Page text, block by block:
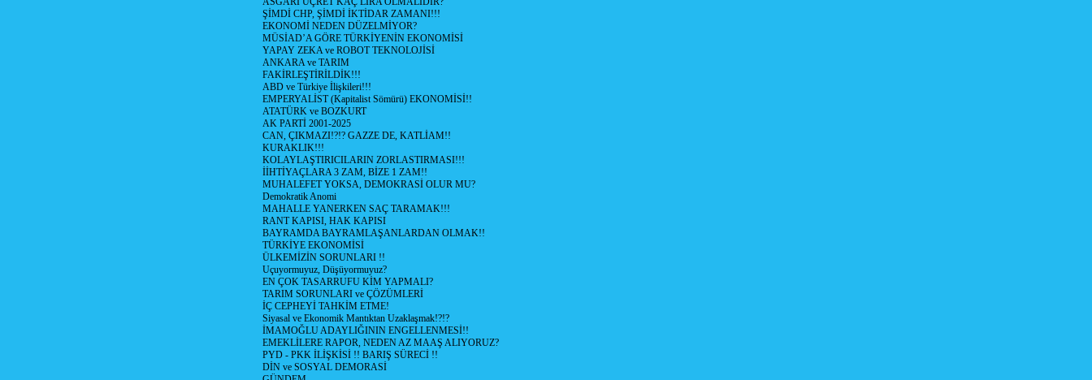
ŞİMDİ CHP, ŞİMDİ İKTİDAR ZAMANI!!!
EKONOMİ NEDEN DÜZELMİYOR?
MÜSİAD’A GÖRE TÜRKİYENİN EKONOMİSİ
YAPAY ZEKA ve ROBOT TEKNOLOJİSİ
ANKARA ve TARIM
FAKİRLEŞTİRİLDİK!!!
ABD ve Türkiye İlişkileri!!!
EMPERYALİST (Kapitalist Sömürü) EKONOMİSİ!!
ATATÜRK ve BOZKURT
AK PARTİ 2001-2025
CAN, ÇIKMAZI!?!? GAZZE DE, KATLİAM!!
KURAKLIK!!!
KOLAYLAŞTIRICILARIN ZORLASTIRMASI!!!
İİHTİYAÇLARA 3 ZAM, BİZE 1 ZAM!!
MUHALEFET YOKSA, DEMOKRASİ OLUR MU?
Demokratik Anomi
MAHALLE YANERKEN SAÇ TARAMAK!!!
RANT KAPISI, HAK KAPISI
BAYRAMDA BAYRAMLAŞANLARDAN OLMAK!!
TÜRKİYE EKONOMİSİ
ÜLKEMİZİN SORUNLARI !!
Uçuyormuyuz, Düşüyormuyuz?
EN ÇOK TASARRUFU KİM YAPMALI?
TARIM SORUNLARI ve ÇÖZÜMLERİ
İÇ CEPHEYİ TAHKİM ETME!
Siyasal ve Ekonomik Mantıktan Uzaklaşmak!?!?
İMAMOĞLU ADAYLIĞININ ENGELLENMESİ!!
EMEKLİLERE RAPOR, NEDEN AZ MAAŞ ALIYORUZ?
PYD - PKK İLİŞKİSİ !! BARIŞ SÜRECİ !!
DİN ve SOSYAL DEMORASİ